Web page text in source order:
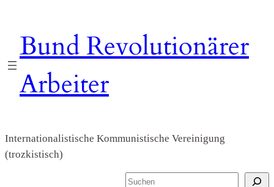
springen
Bund Revolutionärer
Arbeiter
Internationalistische Kommunistische Vereinigung
(trozkistisch)
S